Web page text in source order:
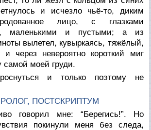
и исчезло чьё-то, диким
лицо, с глазками
маленькими и пустыми; а из
вылетел, кувыркаясь, тяжёлый,
и через невероятно короткий миг
самой моей груди.
и только поэтому не
ПОСТСКРИПТУМ
говорил мне: “Берегись!”. Но
покинули меня без следа,